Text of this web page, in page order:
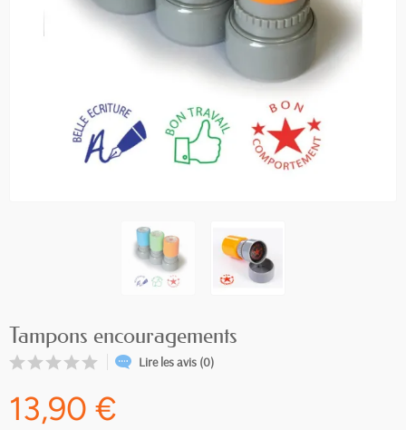
Tampons encouragements
Lire les avis (0)
13,90 €